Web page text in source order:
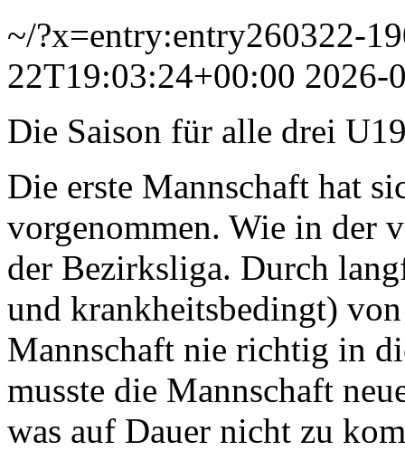
~/?x=entry:entry260322-
22T19:03:24+00:00 2026-
Die Saison für alle drei
Die erste Mannschaft hat
vorgenommen. Wie in der
der Bezirksliga. Durch
und krankheitsbedingt)
Mannschaft nie richtig in
musste die Mannschaft
was auf Dauer nicht zu